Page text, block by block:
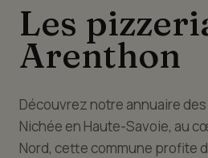
Les
Arenthon
Découvrez notre annuaire
Nichée en Haute-Savoie, au
Nord, cette commune profite